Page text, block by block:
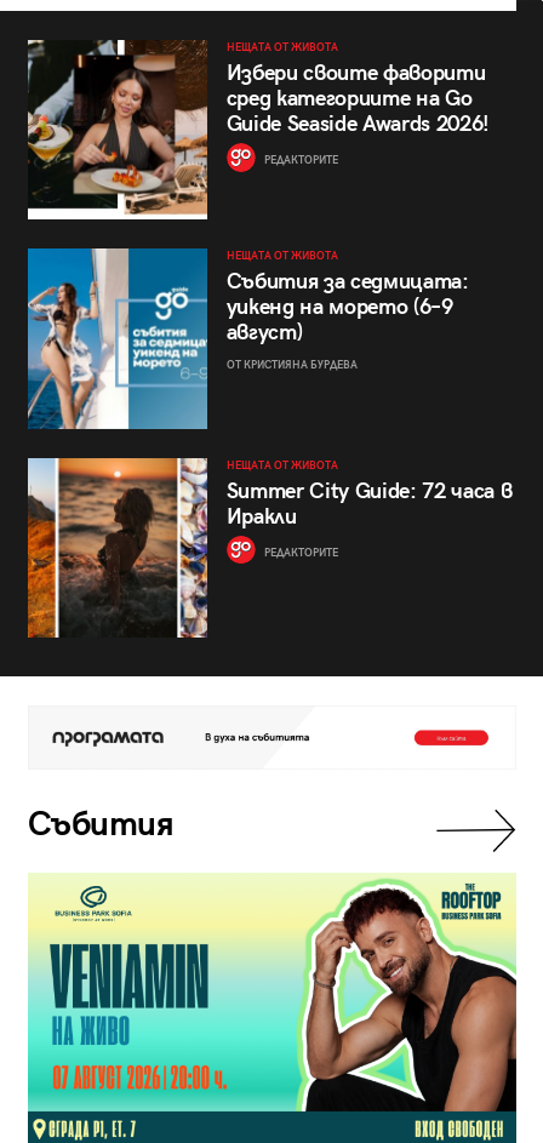
НЕЩАТА ОТ ЖИВОТА
Избери своите фаворити
сред категориите на Go
Guide Seaside Awards 2026!
РЕДАКТОРИТЕ
НЕЩАТА ОТ ЖИВОТА
Събития за седмицата:
уикенд на морето (6–9
август)
ОТ КРИСТИЯНА БУРДЕВА
НЕЩАТА ОТ ЖИВОТА
Summer City Guide: 72 часа в
Иракли
РЕДАКТОРИТЕ
Събития